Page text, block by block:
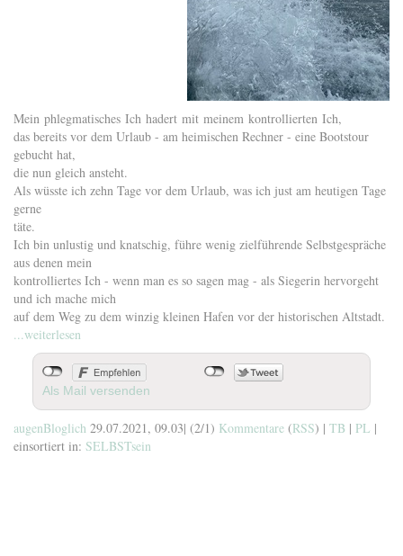
Mein phlegmatisches Ich hadert mit meinem kontrollierten Ich,
das bereits vor dem Urlaub - am heimischen Rechner - eine Bootstour
gebucht hat,
die nun gleich ansteht.
Als wüsste ich zehn Tage vor dem Urlaub, was ich just am heutigen Tage
gerne
täte.
Ich bin unlustig und knatschig, führe wenig zielführende Selbstgespräche
aus denen mein
kontrolliertes Ich - wenn man es so sagen mag - als Siegerin hervorgeht
und ich mache mich
auf dem Weg zu dem winzig kleinen Hafen vor der historischen Altstadt.
...weiterlesen
Als Mail versenden
augenBloglich 29.07.2021, 09.03| (2/1) Kommentare (RSS) | TB | PL |
einsortiert in: SELBSTsein